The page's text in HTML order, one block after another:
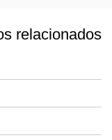
relacionados